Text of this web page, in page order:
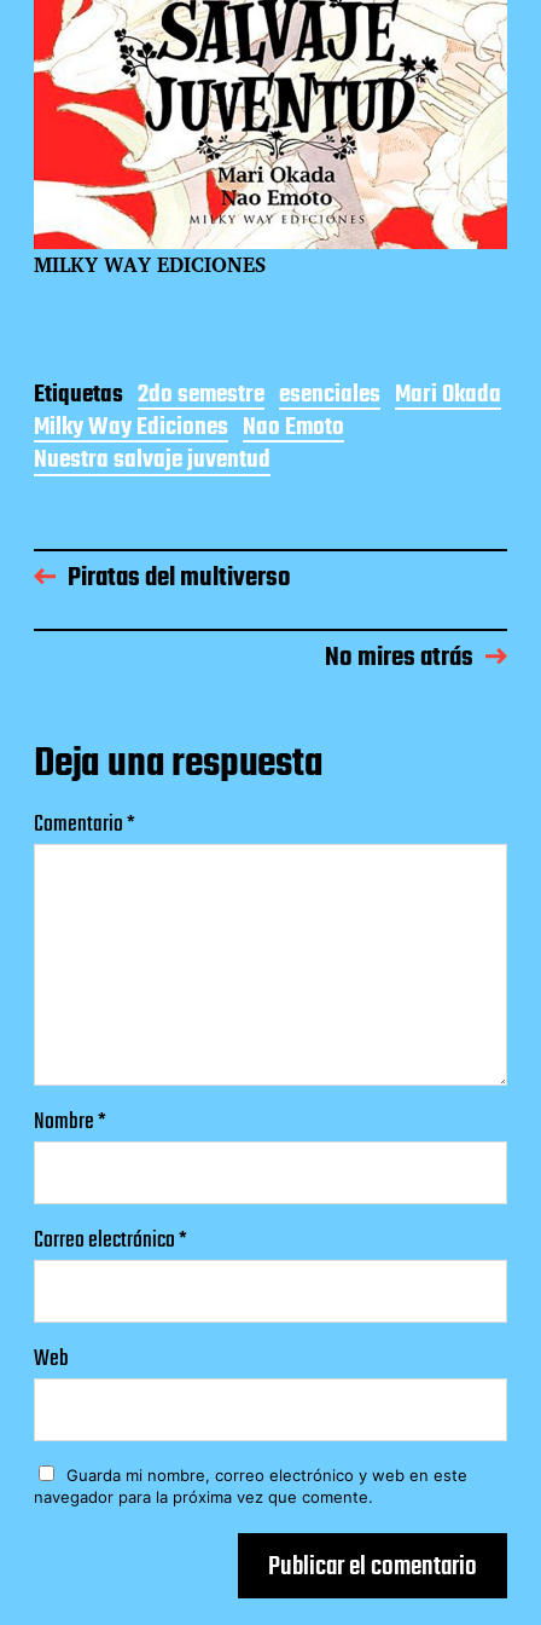
MILKY WAY EDICIONES
Etiquetas 2do semestre esenciales Mari Okada
Milky Way Ediciones Nao Emoto
Nuestra salvaje juventud
Piratas del multiverso
No mires atrás
Deja una respuesta
Comentario*
Nombre*
Correo electrónico*
Web
Guarda mi nombre, correo electrónico y web en este
navegador para la próxima vez que comente.